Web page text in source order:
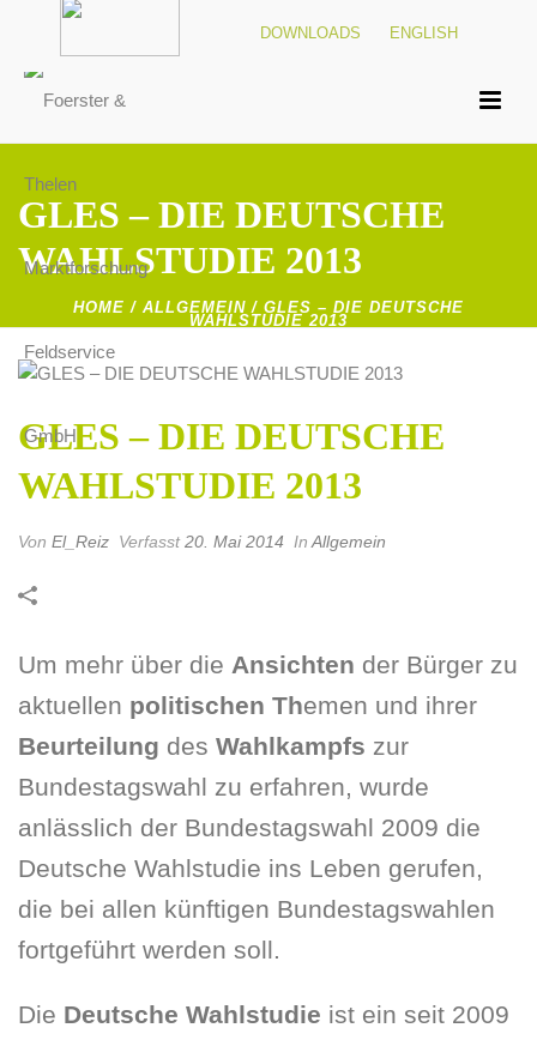
GLES – DIE DEUTSCHE
WAHLSTUDIE 2013
HOME / ALLGEMEIN / GLES – DIE DEUTSCHE
WAHLSTUDIE 2013
GLES – DIE DEUTSCHE
WAHLSTUDIE 2013
Von El_Reiz Verfasst20. Mai 2014 In Allgemein
Um mehr über die Ansichten der Bürger zu
aktuellen politischen Themen und ihrer
Beurteilung des Wahlkampfs zur
Bundestagswahl zu erfahren, wurde
anlässlich der Bundestagswahl 2009 die
Deutsche Wahlstudie ins Leben gerufen,
die bei allen künftigen Bundestagswahlen
fortgeführt werden soll.
Die Deutsche Wahlstudie ist ein seit 2009
DOWNLOADS ENGLISH